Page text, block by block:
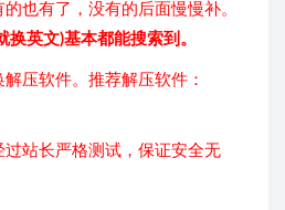
也有了，没有的后面慢慢补。
英文)基本都能搜索到。
压软件。推荐解压软件：
过站长严格测试，保证安全无